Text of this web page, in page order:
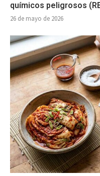
químicos peligrosos
26 de mayo de 2026